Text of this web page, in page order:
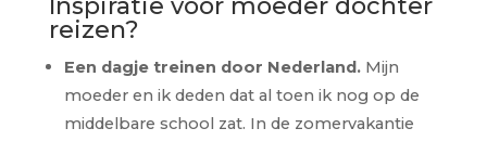
Inspiratie voor moeder dochter
reizen?
Een dagje treinen door Nederland.Mijn
moeder en ik deden dat al toen ik nog op de
middelbare school zat. In de zomervakantie